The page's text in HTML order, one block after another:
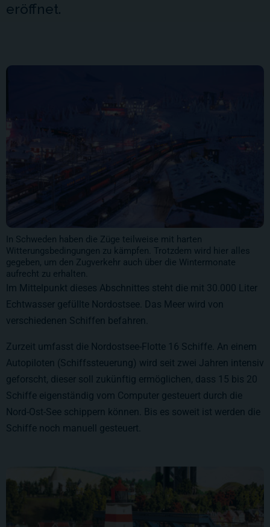
eröffnet.
In Schweden haben die Züge teilweise mit harten
Witterungsbedingungen zu kämpfen. Trotzdem wird hier alles
gegeben, um den Zugverkehr auch über die Wintermonate
aufrecht zu erhalten.
Im Mittelpunkt dieses Abschnittes steht die mit 30.000 Liter
Echtwasser gefüllte Nordostsee. Das Meer wird von
verschiedenen Schiffen befahren.
Zurzeit umfasst die Nordostsee-Flotte 16 Schiffe. An einem
Autopiloten (Schiffssteuerung) wird seit zwei Jahren intensiv
geforscht, dieser soll zukünftig ermöglichen, dass 15 bis 20
Schiffe eigenständig vom Computer gesteuert durch die
Nord-Ost-See schippern können. Bis es soweit ist werden die
Schiffe noch manuell gesteuert.